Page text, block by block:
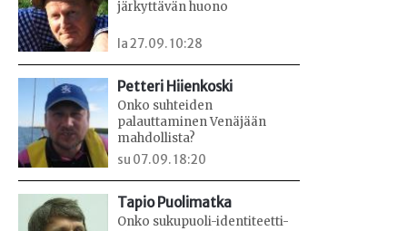
järkyttävän huono
la 27.09. 10:28
Petteri Hiienkoski
Onko suhteiden
palauttaminen Venäjään
mahdollista?
su 07.09. 18:20
Tapio Puolimatka
Onko sukupuoli-identiteetti-